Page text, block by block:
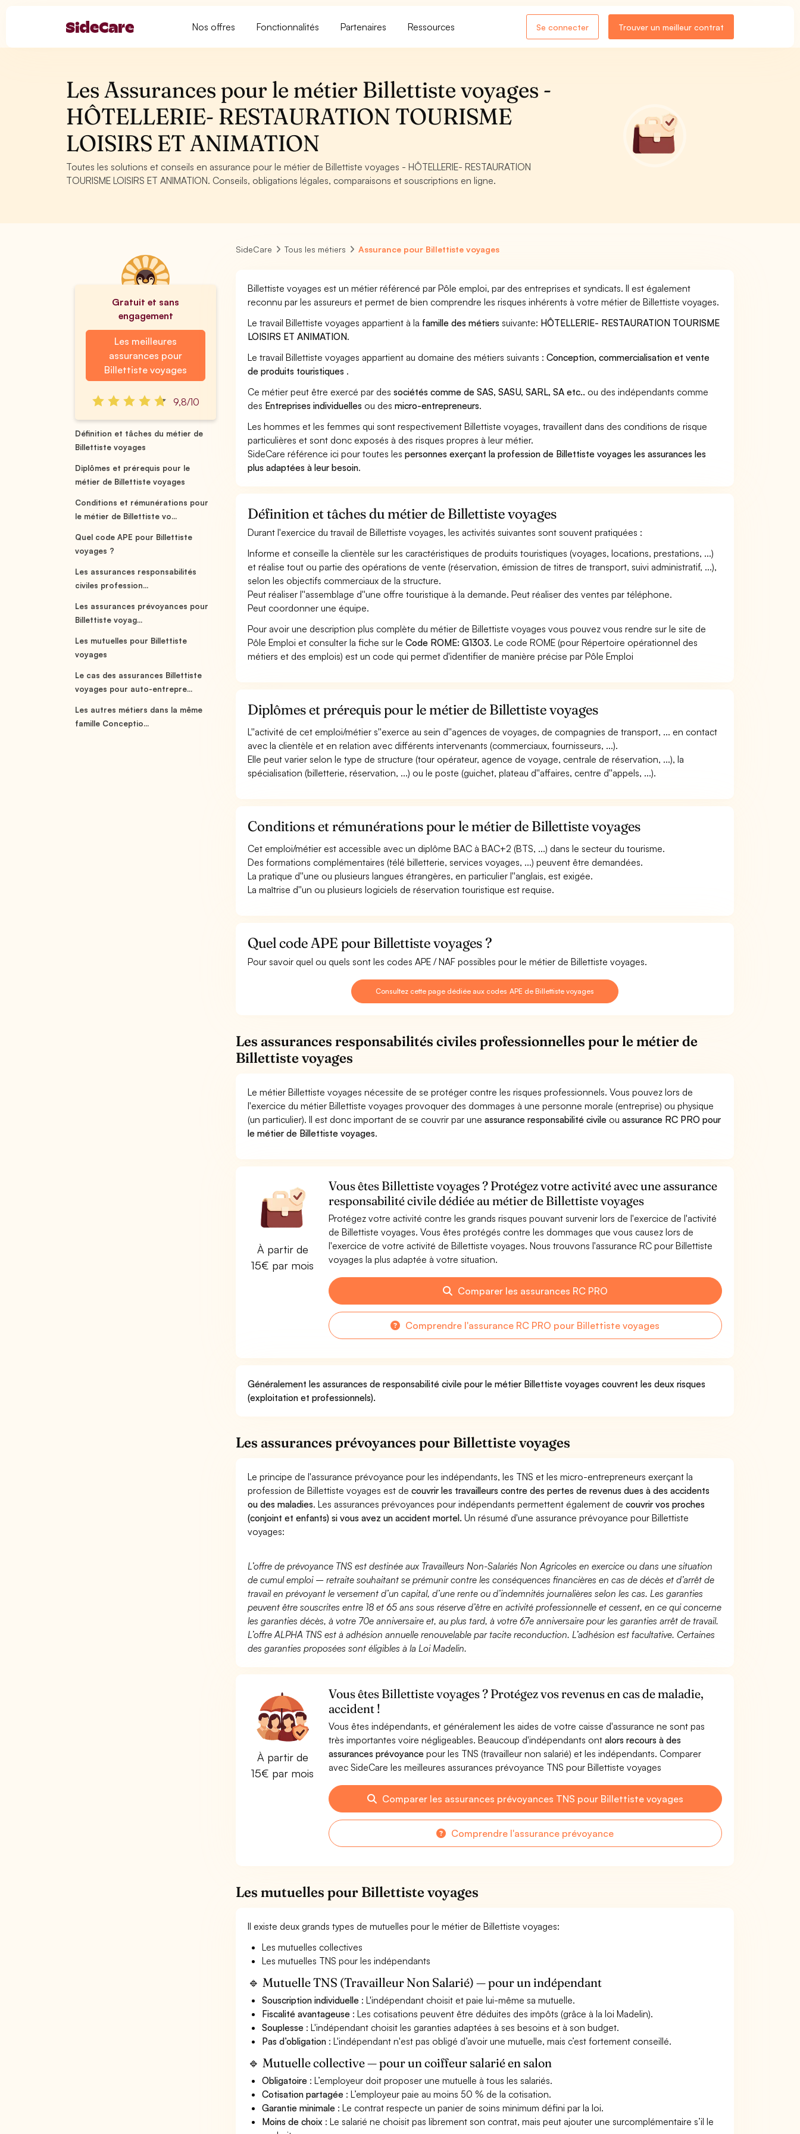
Nos offres Fonctionnalités Partenaires Ressources Se connecter Trouver un meilleur contrat
Les Assurances pour le métier Billettiste voyages -
HÔTELLERIE- RESTAURATION TOURISME
LOISIRS ET ANIMATION
Toutes les solutions et conseils en assurance pour le métier de Billettiste voyages - HÔTELLERIE- RESTAURATION
TOURISME LOISIRS ET ANIMATION. Conseils, obligations légales, comparaisons et souscriptions en ligne.
Gratuit et sans
engagement
Les meilleures
assurances pour
Billettiste voyages
9,8/10
Définition et tâches du métier de
Billettiste voyages
Diplômes et prérequis pour le
métier de Billettiste voyages
Conditions et rémunérations pour
le métier de Billettiste vo...
Quel code APE pour Billettiste
voyages ?
Les assurances responsabilités
civiles profession...
Les assurances prévoyances pour
Billettiste voyag...
Les mutuelles pour Billettiste
voyages
Le cas des assurances Billettiste
voyages pour auto-entrepre...
Les autres métiers dans la même
famille Conceptio...
SideCare Tous les métiers Assurance pour Billettiste voyages
Billettiste voyages est un métier référencé par Pôle emploi, par des entreprises et syndicats. Il est également
reconnu par les assureurs et permet de bien comprendre les risques inhérents à votre métier de Billettiste voyages.
Le travail Billettiste voyages appartient à la famille des métiers suivante: HÔTELLERIE- RESTAURATION TOURISME
LOISIRS ET ANIMATION.
Le travail Billettiste voyages appartient au domaine des métiers suivants :Conception, commercialisation et vente
de produits touristiques .
Ce métier peut être exercé par dessociétés comme de SAS, SASU, SARL, SA etc.. ou des indépendants comme
des Entreprises individuelles ou desmicro-entrepreneurs.
Les hommes et les femmes qui sont respectivement Billettiste voyages, travaillent dans des conditions de risque
particulières et sont donc exposés à des risques propres à leur métier.
SideCare référence ici pour toutes lespersonnes exerçant la profession de Billettiste voyages les assurances les
plus adaptées à leur besoin.
Définition et tâches du métier de Billettiste voyages
Durant l'exercice du travail de Billettiste voyages, les activités suivantes sont souvent pratiquées :
Informe et conseille la clientèle sur les caractéristiques de produits touristiques (voyages, locations, prestations, ...)
et réalise tout ou partie des opérations de vente (réservation, émission de titres de transport, suivi administratif, ...),
selon les objectifs commerciaux de la structure.
Peut réaliser l''assemblage d''une offre touristique à la demande. Peut réaliser des ventes par téléphone.
Peut coordonner une équipe.
Pour avoir une description plus complète du métier de Billettiste voyages vous pouvez vous rendre sur le site de
Pôle Emploi et consulter la fiche sur leCode ROME: G1303. Le code ROME (pour Répertoire opérationnel des
métiers et des emplois) est un code qui permet d'identifier de manière précise par Pôle Emploi
Diplômes et prérequis pour le métier de Billettiste voyages
L''activité de cet emploi/métier s''exerce au sein d''agences de voyages, de compagnies de transport, ... en contact
avec la clientèle et en relation avec différents intervenants (commerciaux, fournisseurs, ...).
Elle peut varier selon le type de structure (tour opérateur, agence de voyage, centrale de réservation, ...), la
spécialisation (billetterie, réservation, ...) ou le poste (guichet, plateau d''affaires, centre d''appels, ...).
Conditions et rémunérations pour le métier de Billettiste voyages
Cet emploi/métier est accessible avec un diplôme BAC à BAC+2 (BTS, ...) dans le secteur du tourisme.
Des formations complémentaires (télé billetterie, services voyages, ...) peuvent être demandées.
La pratique d''une ou plusieurs langues étrangères, en particulier l''anglais, est exigée.
La maîtrise d''un ou plusieurs logiciels de réservation touristique est requise.
Quel code APE pour Billettiste voyages ?
Pour savoir quel ou quels sont les codes APE / NAF possibles pour le métier de Billettiste voyages.
Consultez cette page dédiée aux codes APE de Billettiste voyages
Les assurances responsabilités civiles professionnelles pour le métier de
Billettiste voyages
Le métier Billettiste voyages nécessite de se protéger contre les risques professionnels. Vous pouvez lors de
l'exercice du métier Billettiste voyages provoquer des dommages à une personne morale (entreprise) ou physique
(un particulier). Il est donc important de se couvrir par uneassurance responsabilité civile ouassurance RC PRO pour
le métier de Billettiste voyages.
À partir de
15€ par mois
Vous êtes Billettiste voyages ? Protégez votre activité avec une assurance
responsabilité civile dédiée au métier de Billettiste voyages
Protégez votre activité contre les grands risques pouvant survenir lors de l'exercice de l'activité
de Billettiste voyages. Vous êtes protégés contre les dommages que vous causez lors de
l'exercice de votre activité de Billettiste voyages. Nous trouvons l'assurance RC pour Billettiste
voyages la plus adaptée à votre situation.
Comparer les assurances RC PRO
Comprendre l'assurance RC PRO pour Billettiste voyages
Généralement les assurances de responsabilité civile pour le métier Billettiste voyages couvrent les deux risques
(exploitation et professionnels).
Les assurances prévoyances pour Billettiste voyages
Le principe de l'assurance prévoyance pour les indépendants, les TNS et les micro-entrepreneurs exerçant la
profession de Billettiste voyages est decouvrir les travailleurs contre des pertes de revenus dues à des accidents
ou des maladies. Les assurances prévoyances pour indépendants permettent également decouvrir vos proches
(conjoint et enfants) si vous avez un accident mortel. Un résumé d'une assurance prévoyance pour Billettiste
voyages:
L’offre de prévoyance TNS est destinée aux Travailleurs Non-Salariés Non Agricoles en exercice ou dans une situation
de cumul emploi – retraite souhaitant se prémunir contre les conséquences financières en cas de décès et d’arrêt de
travail en prévoyant le versement d’un capital, d’une rente ou d’indemnités journalières selon les cas. Les garanties
peuvent être souscrites entre 18 et 65 ans sous réserve d’être en activité professionnelle et cessent, en ce qui concerne
les garanties décès, à votre 70e anniversaire et, au plus tard, à votre 67e anniversaire pour les garanties arrêt de travail.
L’offre ALPHA TNS est à adhésion annuelle renouvelable par tacite reconduction. L’adhésion est facultative. Certaines
des garanties proposées sont éligibles à la Loi Madelin.
À partir de
15€ par mois
Vous êtes Billettiste voyages ? Protégez vos revenus en cas de maladie,
accident !
Vous êtes indépendants, et généralement les aides de votre caisse d'assurance ne sont pas
très importantes voire négligeables. Beaucoup d'indépendants ont alors recours à des
assurances prévoyancepour les TNS (travailleur non salarié) et les indépendants. Comparer
avec SideCare les meilleures assurances prévoyance TNS pour Billettiste voyages
Comparer les assurances prévoyances TNS pour Billettiste voyages
Comprendre l'assurance prévoyance
Les mutuelles pour Billettiste voyages
Il existe deux grands types de mutuelles pour le métier de Billettiste voyages:
Les mutuelles collectives
Les mutuelles TNS pour les indépendants
🔹 Mutuelle TNS (Travailleur Non Salarié) — pour un indépendant
Souscription individuelle : L'indépendant choisit et paie lui-même sa mutuelle.
Fiscalité avantageuse : Les cotisations peuvent être déduites des impôts (grâce à la loi Madelin).
Souplesse : L'indépendant choisit les garanties adaptées à ses besoins et à son budget.
Pas d’obligation : L'indépendant n'est pas obligé d’avoir une mutuelle, mais c’est fortement conseillé.
🔹 Mutuelle collective — pour un coiffeur salarié en salon
Obligatoire : L’employeur doit proposer une mutuelle à tous les salariés.
Cotisation partagée : L’employeur paie au moins 50 % de la cotisation.
Garantie minimale : Le contrat respecte un panier de soins minimum défini par la loi.
Moins de choix : Le salarié ne choisit pas librement son contrat, mais peut ajouter une surcomplémentaire s’il le